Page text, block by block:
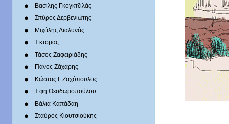
Βασίλης Γκογκτζιλάς
Σπύρος Δερβενιώτης
Mιχάλης Διαλυνάς
Έκτορας
Τάσος Ζαφειριάδης
Πάνος Ζάχαρης
Κώστας Ι. Ζαχόπουλoς
Έφη Θεοδωροπούλου
Βάλια Καπάδαη
Σταύρος Κιουτσιούκης